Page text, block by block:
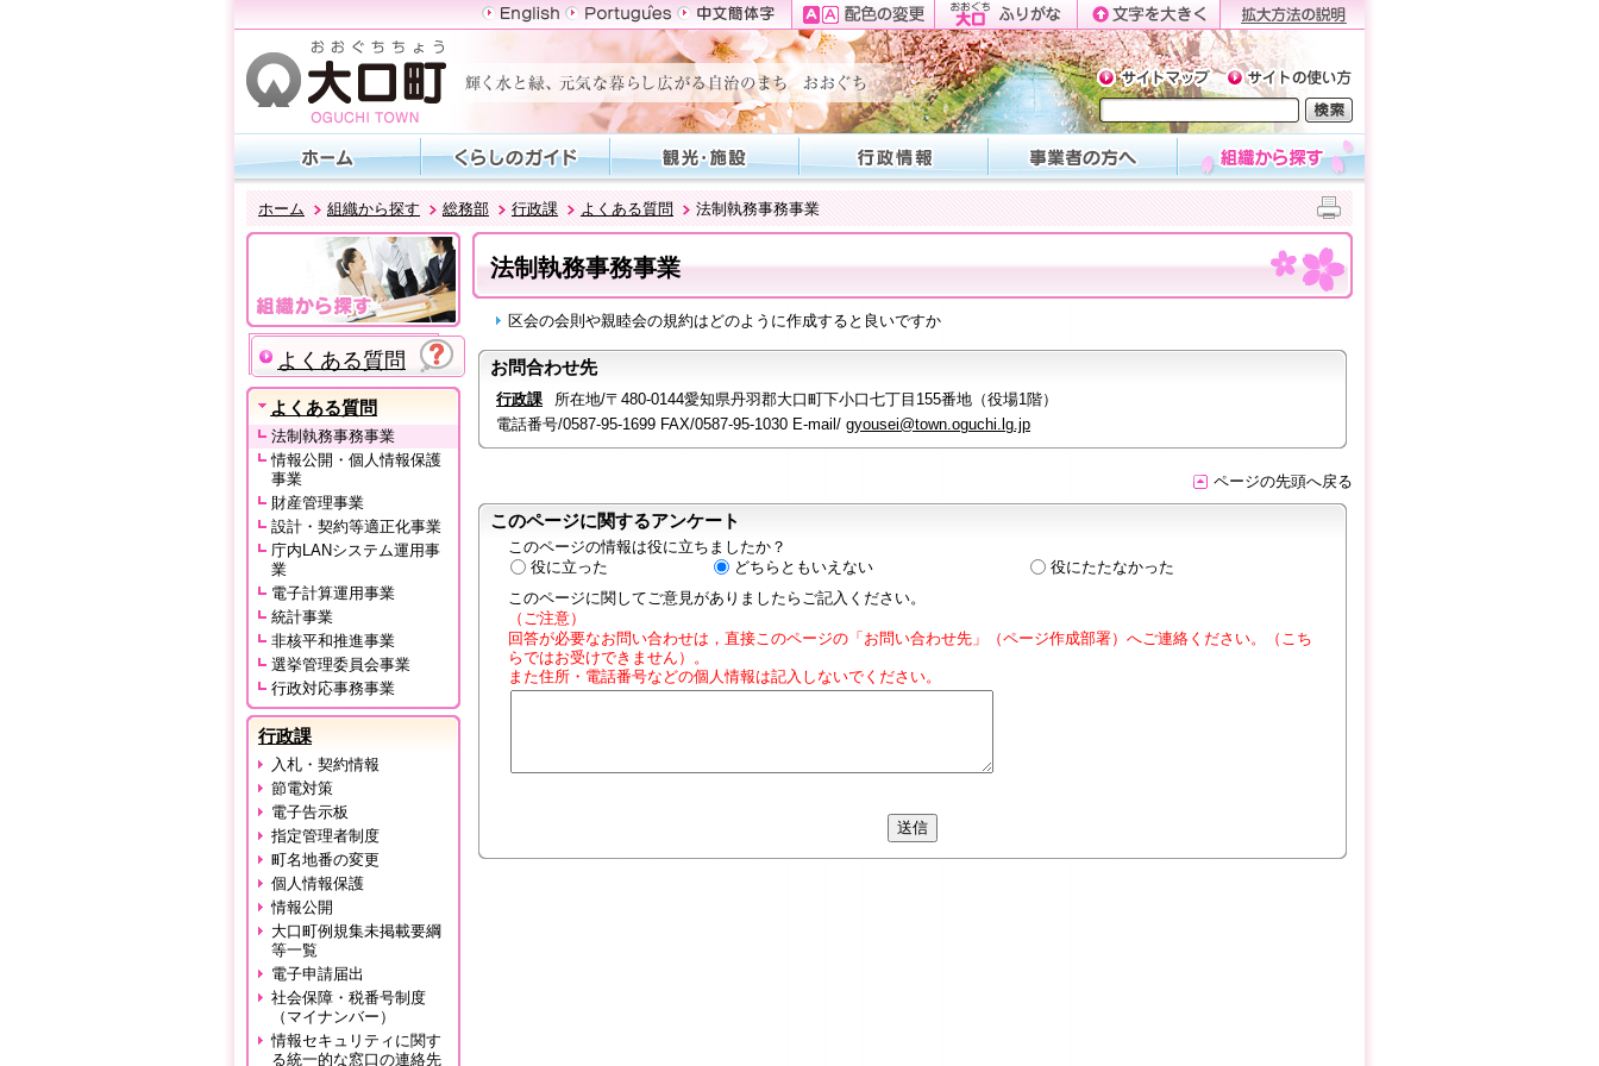
ホーム 組織から探す 総務部 行政課 よくある質問 法制執務事務事業
よくある質問
よくある質問
法制執務事務事業
情報公開・個人情報保護
事業
財産管理事業
設計・契約等適正化事業
庁内LANシステム運用事
業
電子計算運用事業
統計事業
非核平和推進事業
選挙管理委員会事業
行政対応事務事業
行政課
入札・契約情報
節電対策
電子告示板
指定管理者制度
町名地番の変更
個人情報保護
情報公開
大口町例規集未掲載要綱
等一覧
電子申請届出
社会保障・税番号制度
（マイナンバー）
情報セキュリティに関す
る統一的な窓口の連絡先
法制執務事務事業
区会の会則や親睦会の規約はどのように作成すると良いですか
お問合わせ先
行政課
所在地/〒480-0144愛知県丹羽郡大口町下小口七丁目155番地（役場1階）
電話番号/0587-95-1699 FAX/0587-95-1030 E-mail/ gyousei@town.oguchi.lg.jp
ページの先頭へ戻る
このページに関するアンケート
このページの情報は役に立ちましたか？
役に立った
どちらともいえない
役にたたなかった
このページに関してご意見がありましたらご記入ください。
（ご注意）
回答が必要なお問い合わせは，直接このページの「お問い合わせ先」（ページ作成部署）へご連絡ください。（こち
らではお受けできません）。
また住所・電話番号などの個人情報は記入しないでください。